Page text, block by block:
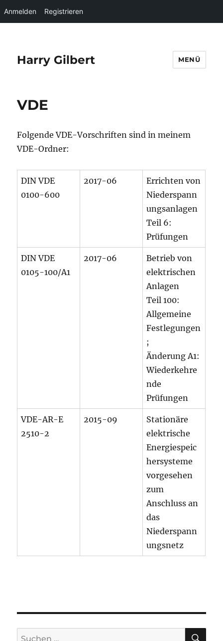
Anmelden Registrieren
Harry Gilbert MENÜ
VDE
Folgende VDE-Vorschriften sind in meinem
VDE-Ordner:
DIN VDE
0100-600
2017-06
Errichten von
Niederspann
ungsanlagen
Teil 6:
Prüfungen
DIN VDE
0105-100/A1
2017-06
Betrieb von
elektrischen
Anlagen
Teil 100:
Allgemeine
Festlegungen
;
Änderung A1:
Wiederkehre
nde
Prüfungen
VDE-AR-E
2510-2
2015-09
Stationäre
elektrische
Energiespeic
hersysteme
vorgesehen
zum
Anschluss an
das
Niederspann
ungsnetz
Suche